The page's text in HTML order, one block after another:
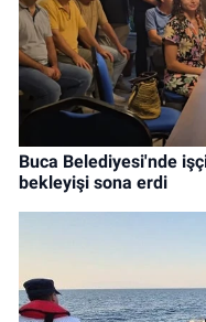
Buca Belediyesi'nde
bekleyişi sona erdi